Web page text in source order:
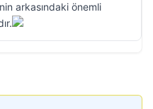
arkasındaki önemli